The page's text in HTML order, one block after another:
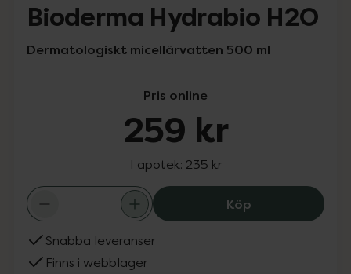
Bioderma Hydrabio H2O
Dermatologiskt micellärvatten 500 ml
Pris online
259 kr
I apotek: 235 kr
KöpBioderma
Snabba leveranser
Finns i webblager